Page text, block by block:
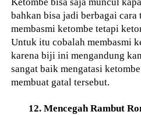
bahkan bisa jadi berbagai
membasmi ketombe tetapi
Untuk itu cobalah membasmi
karena biji ini mengandung
sangat baik mengatasi
membuat gatal tersebut.
12. Mencegah Rambut